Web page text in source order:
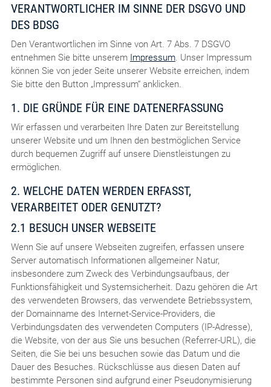
VERANTWORTLICHER IM SINNE DER DSGVO UND
DES BDSG
Den Verantwortlichen im Sinne von Art. 7 Abs. 7 DSGVO
entnehmen Sie bitte unserem Impressum. Unser Impressum
können Sie von jeder Seite unserer Website erreichen, indem
Sie bitte den Button „Impressum“ anklicken.
1. DIE GRÜNDE FÜR EINE DATENERFASSUNG
Wir erfassen und verarbeiten Ihre Daten zur Bereitstellung
unserer Website und um Ihnen den bestmöglichen Service
durch bequemen Zugriff auf unsere Dienstleistungen zu
ermöglichen.
2. WELCHE DATEN WERDEN ERFASST,
VERARBEITET ODER GENUTZT?
2.1 BESUCH UNSER WEBSEITE
Wenn Sie auf unsere Webseiten zugreifen, erfassen unsere
Server automatisch Informationen allgemeiner Natur,
insbesondere zum Zweck des Verbindungsaufbaus, der
Funktionsfähigkeit und Systemsicherheit. Dazu gehören die Art
des verwendeten Browsers, das verwendete Betriebssystem,
der Domainname des Internet-Service-Providers, die
Verbindungsdaten des verwendeten Computers (IP-Adresse),
die Website, von der aus Sie uns besuchen (Referrer-URL), die
Seiten, die Sie bei uns besuchen sowie das Datum und die
Dauer des Besuches. Rückschlüsse aus diesen Daten auf
bestimmte Personen sind aufgrund einer Pseudonymisierung